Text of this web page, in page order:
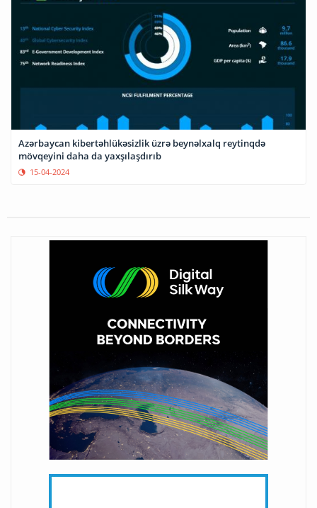
Azərbaycan kibertəhlükəsizlik üzrə beynəlxalq reytinqdə
mövqeyini daha da yaxşılaşdırıb
15-04-2024